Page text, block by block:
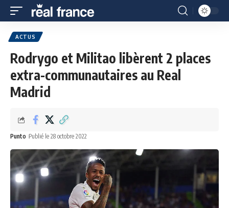
ACTUS
Rodrygo et Militao libèrent 2 places
extra-communautaires au Real
Madrid
Punto Publié le 28 octobre 2022